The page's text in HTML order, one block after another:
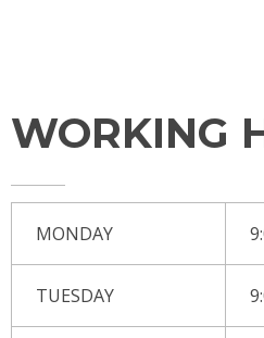
WORKING
MONDAY
TUESDAY